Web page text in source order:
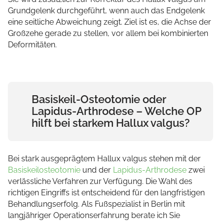
Grundgelenk durchgeführt, wenn auch das Endgelenk
eine seitliche Abweichung zeigt. Ziel ist es, die Achse der
Großzehe gerade zu stellen, vor allem bei kombinierten
Deformitäten.
Basiskeil-Osteotomie oder
Lapidus-Arthrodese – Welche OP
hilft bei starkem Hallux valgus?
Bei stark ausgeprägtem Hallux valgus stehen mit der
Basiskeilosteotomie und der Lapidus-Arthrodese zwei
verlässliche Verfahren zur Verfügung. Die Wahl des
richtigen Eingriffs ist entscheidend für den langfristigen
Behandlungserfolg. Als Fußspezialist in Berlin mit
langjähriger Operationserfahrung berate ich Sie